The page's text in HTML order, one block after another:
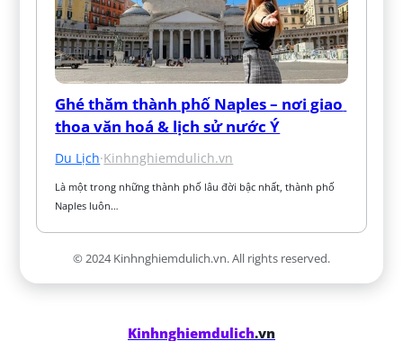
Ghé thăm thành phố Naples – nơi giao
thoa văn hoá & lịch sử nước Ý
Du Lịch·Kinhnghiemdulich.vn
Là một trong những thành phố lâu đời bậc nhất, thành phố
Naples luôn…
© 2024 Kinhnghiemdulich.vn. All rights reserved.
Kinhnghiemdulich.vn